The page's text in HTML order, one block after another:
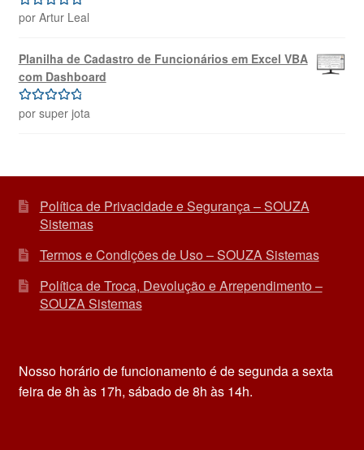
Avaliação 5
por Artur Leal
Planilha de Cadastro de Funcionários em Excel VBA
com Dashboard
Avaliação5
por super jota
Política de Privacidade e Segurança – SOUZA
Sistemas
Termos e Condições de Uso – SOUZA Sistemas
Política de Troca, Devolução e Arrependimento –
SOUZA Sistemas
Nosso horário de funcionamento é de segunda a sexta
feira de 8h às 17h, sábado de 8h às 14h.